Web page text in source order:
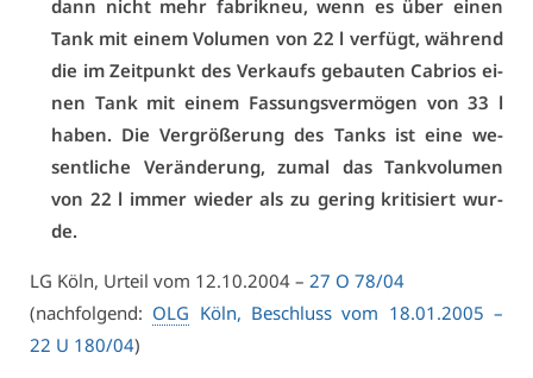
dann nicht mehr fa­brik­neu, wenn es über ei­nen
Tank mit ei­nem Vo­lu­men von 22 l ver­fügt, wäh­rend
die im Zeit­punkt des Ver­kaufs ge­bau­ten Ca­bri­os ei­
nen Tank mit ei­nem Fas­sungs­ver­mö­gen von 33 l
ha­ben. Die Ver­grö­ße­rung des Tanks ist ei­ne we­
sent­li­che Ver­än­de­rung, zu­mal das Tank­vo­lu­men
von 22 l im­mer wie­der als zu ge­ring kri­ti­siert wur­
de.
LG Köln, Ur­teil vom 12.10.2004 – 27 O 78/04
(nach­fol­gend: OLG Köln, Be­schluss vom 18.01.2005 –
22 U 180/04)